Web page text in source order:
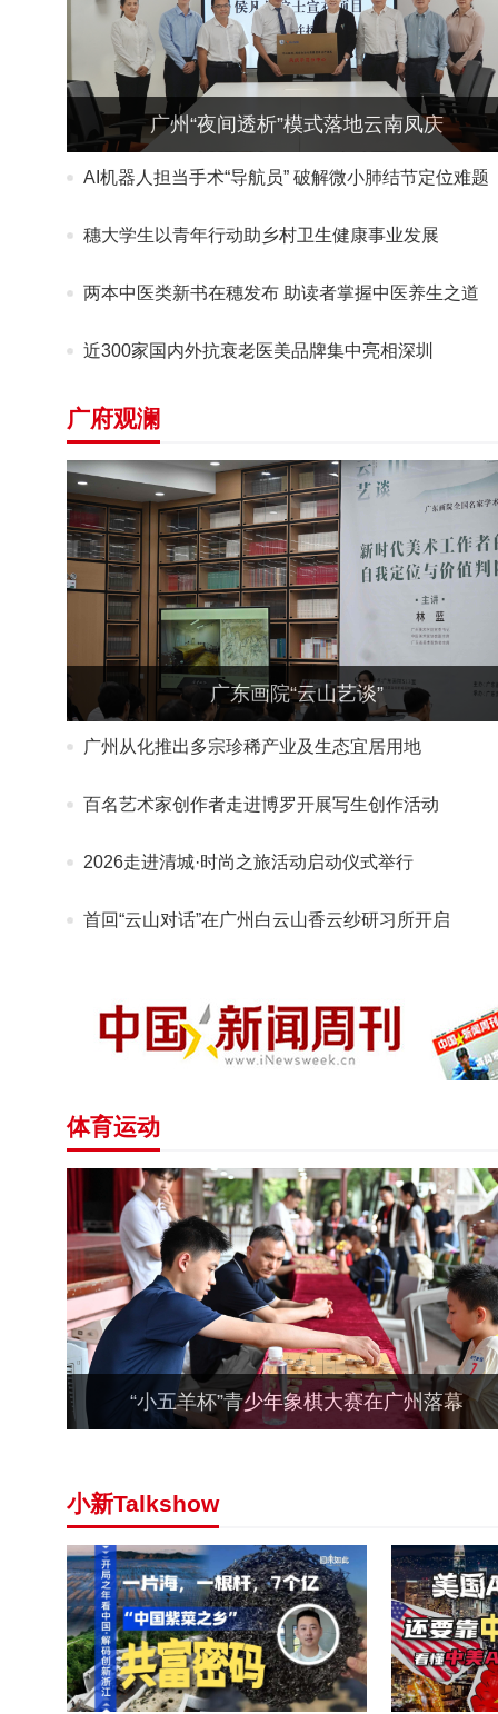
广州“夜间透析”模式落地云南凤庆
AI机器人担当手术“导航员” 破解微小肺结节定位难题
穗大学生以青年行动助乡村卫生健康事业发展
两本中医类新书在穗发布 助读者掌握中医养生之道
近300家国内外抗衰老医美品牌集中亮相深圳
广府观澜
广东画院“云山艺谈”
广州从化推出多宗珍稀产业及生态宜居用地
百名艺术家创作者走进博罗开展写生创作活动
2026走进清城·时尚之旅活动启动仪式举行
首回“云山对话”在广州白云山香云纱研习所开启
体育运动
“小五羊杯”青少年象棋大赛在广州落幕
小新Talkshow